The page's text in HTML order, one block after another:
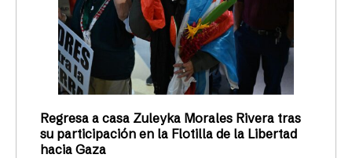
Regresa a casa Zuleyka Morales Rivera tras
su participación en la Flotilla de la Libertad
hacia Gaza